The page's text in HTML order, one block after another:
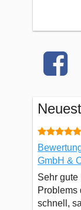
GmbH &
Sehr
Problems
schnell,